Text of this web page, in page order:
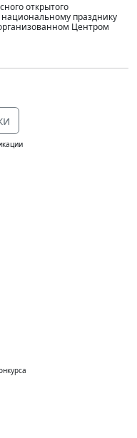
открытого
празднику
Центром